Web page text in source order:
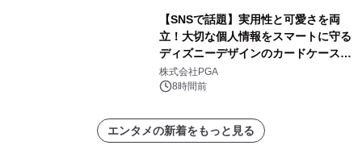
【SNSで話題】実用性と可愛さを両
立！大切な個人情報をスマートに守る
ディズニーデザインのカードケースを
株式会社PGAが8月7日発売
株式会社PGA
8時間前
エンタメの新着をもっと見る